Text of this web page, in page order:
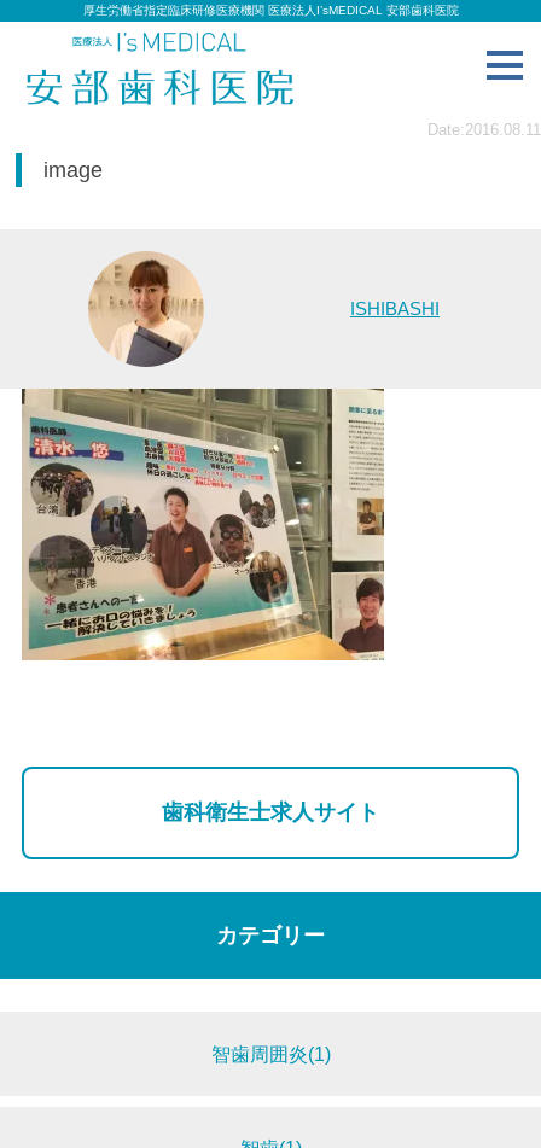
厚生労働省指定臨床研修医療機関 医療法人I’sMEDICAL 安部歯科医院
Date:2016.08.11
image
ISHIBASHI
歯科衛生士求人サイト
カテゴリー
智歯周囲炎(1)